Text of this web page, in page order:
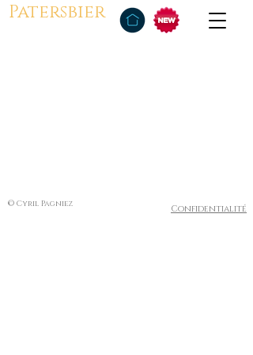
Patersbier
© Cyril Pagniez Confidentialité